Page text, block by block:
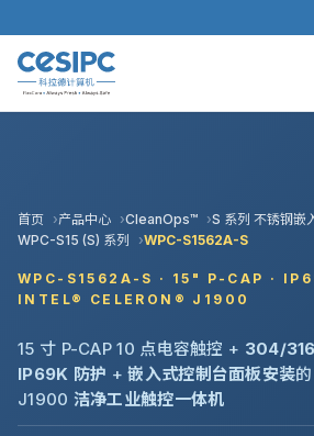
首页 产品中心 CleanOps™
S 系列 不锈钢嵌
WPC-S15 (S) 系列
WPC-S1562A-S
WPC-S1562A-S · 15" P-CAP ·
INTEL® CELERON® J1900
15 寸 P-CAP 10 点电容触控 + 304/
IP69K 防护 +嵌入式控制台面板安装
J1900 洁净工业触控一体机